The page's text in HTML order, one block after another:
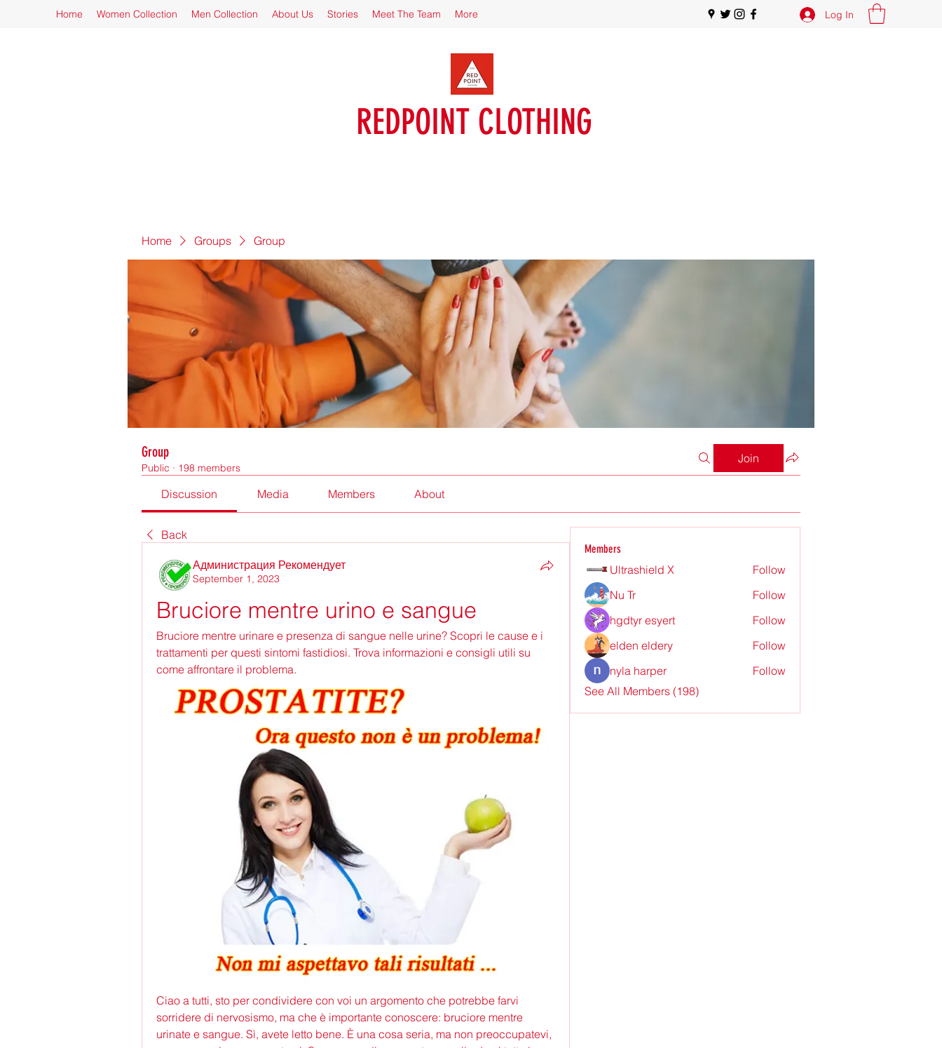
Home Women Collection Men Collection About Us Stories Meet The Team More Log In
REDPOINT CLOTHING
Home Groups Group
Group
Public · 198 members
Join
Discussion Media Members About
Back
Администрация Рекомендует
September 1, 2023
Bruciore mentre urino e sangue
Bruciore mentre urinare e presenza di sangue nelle urine? Scopri le cause e i
trattamenti per questi sintomi fastidiosi. Trova informazioni e consigli utili su
come affrontare il problema.
Ciao a tutti, sto per condividere con voi un argomento che potrebbe farvi
sorridere di nervosismo, ma che è importante conoscere: bruciore mentre
urinate e sangue. Sì, avete letto bene. È una cosa seria, ma non preoccupatevi,
Members
Ultrashield X
Follow
Nu Tr
Follow
hgdtyr esyert
Follow
elden eldery
Follow
nyla harper
Follow
See All Members (198)